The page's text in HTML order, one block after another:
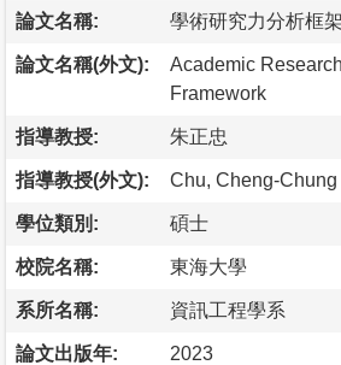
論文名稱: 學術研究力分析框架
論文名稱(外文):
Academic
Framework
指導教授: 朱正忠
指導教授(外文): Chu, Cheng-Chung
學位類別: 碩士
校院名稱: 東海大學
系所名稱: 資訊工程學系
論文出版年: 2023